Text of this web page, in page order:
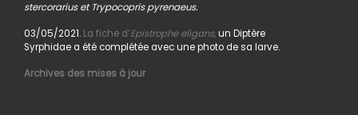
stercorarius et Trypocopris pyrenaeus.
03/05/2021. La fiche d’Epistrophe eligans,un Diptère
Syrphidae a été complétée avec une photo de sa larve.
Archives des mises à jour